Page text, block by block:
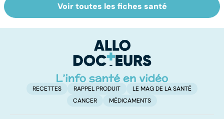
Comment tenir
ses bonnes
Les méthodes
qui fonctionnent
arrêter de fumer
!
Voir toutes les fiches santé
RECETTES RAPPEL PRODUIT
LE MAG DE LA SANTÉ
CANCER
MÉDICAMENTS